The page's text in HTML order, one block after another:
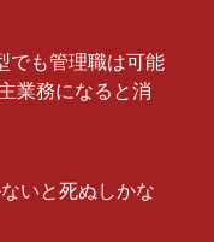
でも管理職は可能
業務になると消
いと死ぬしかな